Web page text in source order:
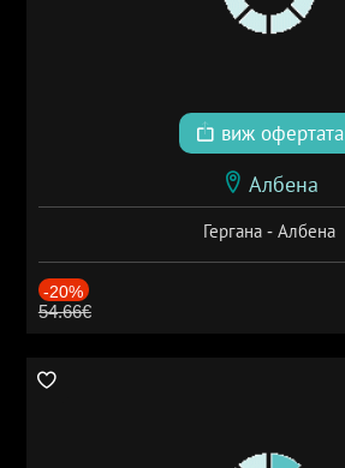
виж офертата
Албена
Гергана - Албена
-20%
54.66€